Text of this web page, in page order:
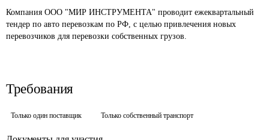
Компания ООО "МИР ИНСТРУМЕНТА" проводит ежеквартальный
тендер по авто перевозкам по РФ, с целью привлечения новых
перевозчиков для перевозки собственных грузов.
Требования
Только один поставщик Только собственный транспорт